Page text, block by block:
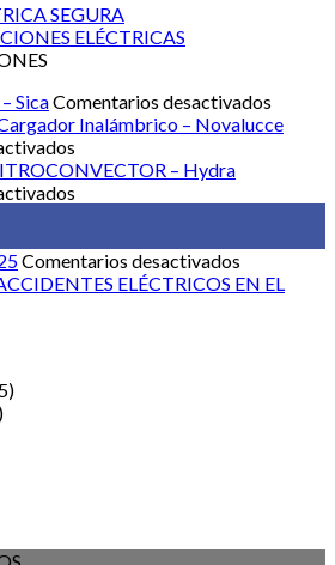
SEGURA
ELÉCTRICAS
SicaComentarios desactivados
Portero
Inalámbrico – Novalucce
Velador
Inalámbrico
–
– Hydra
VITROCONVECTOR
–
Comentarios desactivados
ELÉCTRICOS EN EL